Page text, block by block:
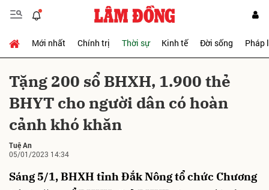
Mới nhất Chính trị Thời sự Kinh tế Đời sống Pháp
Tặng 200 sổ BHXH, 1.900 thẻ
BHYT cho người dân có hoàn
cảnh khó khăn
Tuệ An
05/01/2023 14:34
Sáng 5/1, BHXH tỉnh Đắk Nông tổ chức Chương
Gửi bình luận
Hủy Gửi